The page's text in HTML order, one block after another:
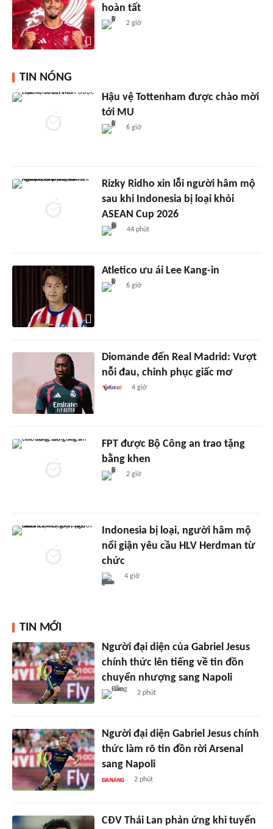
hoàn tất
2 giờ
TIN NÓNG
Hậu vệ Tottenham được chào mời
tới MU
6 giờ
Rizky Ridho xin lỗi người hâm mộ
sau khi Indonesia bị loại khỏi
ASEAN Cup 2026
44 phút
Atletico ưu ái Lee Kang-in
6 giờ
Diomande đến Real Madrid: Vượt
nỗi đau, chinh phục giấc mơ
4 giờ
FPT được Bộ Công an trao tặng
bằng khen
2 giờ
Indonesia bị loại, người hâm mộ
nổi giận yêu cầu HLV Herdman từ
chức
4 giờ
TIN MỚI
Người đại diện của Gabriel Jesus
chính thức lên tiếng về tin đồn
chuyển nhượng sang Napoli
2 phút
Người đại diện Gabriel Jesus chính
thức làm rõ tin đồn rời Arsenal
sang Napoli
2 phút
CĐV Thái Lan phản ứng khi tuyển